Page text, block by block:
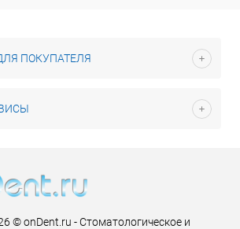
ПОКУПАТЕЛЯ
© onDent.ru - Стоматологическое и